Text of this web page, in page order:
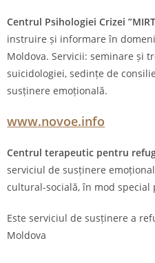
Centrul Psihologiei Crizei
instruire și informare în
Moldova. Servicii: seminare și
suicidologiei, sedințe de
susținere emoțională.
www.novoe.info
Centrul terapeutic pentru
serviciul de susținere
cultural-socială, în mod
Este serviciul de susținere a
Moldova